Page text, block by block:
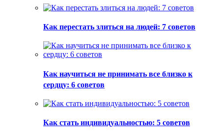
Как перестать злиться на людей: 7 советов
Как научиться не принимать все близко к
сердцу: 6 советов
Как стать индивидуальностью: 5 советов